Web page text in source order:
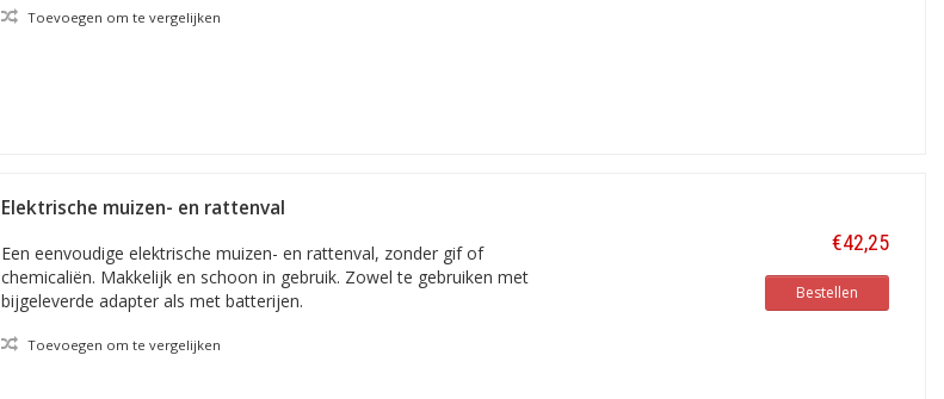
Toevoegen om te vergelijken
Elektrische muizen- en rattenval
Een eenvoudige elektrische muizen- en rattenval, zonder gif of
chemicaliën. Makkelijk en schoon in gebruik. Zowel te gebruiken met
bijgeleverde adapter als met batterijen.
Toevoegen om te vergelijken
€42,25
Bestellen